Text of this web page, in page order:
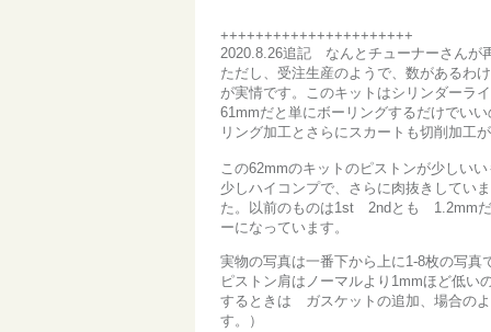
++++++++++++++++++++++
2020.8.26追記 なんとチューナーさんが
ただし、受注生産のようで、数があるわ
が実情です。このキットはシリンダーラ
61mmだと単にボーリングするだけでい
リング加工とさらにスカートも切削加工
この62mmのキットのピストンが少しい
少しハイコンプで、さらに肉抜きしてい
た。以前のものは1st 2ndとも 1.2mm
ーになっています。
実物の写真は一番下から上に1-8枚の写真
ピストン肩はノーマルより1mmほど低い
するときは ガスケットの追加、場合の
す。）